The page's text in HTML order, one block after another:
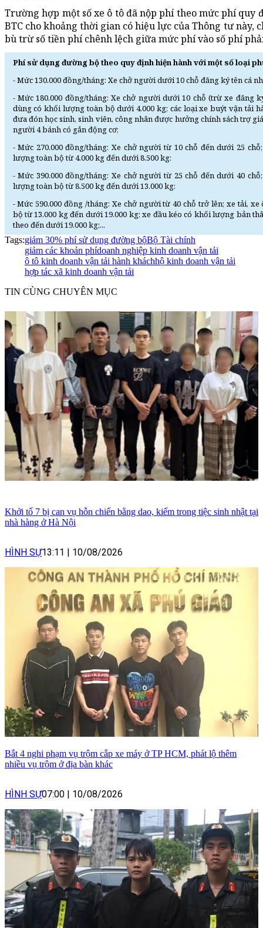
Trường hợp một số xe ô tô đã nộp phí theo mức phí quy
BTC cho khoảng thời gian có hiệu lực của Thông tư này,
bù trừ số tiền phí chênh lệch giữa mức phí vào số phí
Phí sử dụng đường bộ theo quy định hiện hành với một số loại
- Mức 130.000 đồng/tháng: Xe chở người dưới 10 chỗ đăng ký tên cá
- Mức 180.000 đồng/tháng: Xe chở người dưới 10 chỗ (trừ xe đăng
dùng có khối lượng toàn bộ dưới 4.000 kg; các loại xe buýt vận tải
đưa đón học sinh, sinh viên, công nhân được hưởng chính sách trợ
người 4 bánh có gắn động cơ;
- Mức 270.000 đồng/tháng: Xe chở người từ 10 chỗ đến dưới 25
lượng toàn bộ từ 4.000 kg đến dưới 8.500 kg:
- Mức 390.000 đồng/tháng: Xe chở người từ 25 chỗ đến dưới 40
lượng toàn bộ từ 8.500 kg đến dưới 13.000 kg:
- Mức 590.000 đồng /tháng: Xe chở người từ 40 chỗ trở lên; xe tải,
bộ từ 13.000 kg đến dưới 19.000 kg; xe đầu kéo có khối lượng bản
theo đến dưới 19.000 kg;...
Tags:giảm 30% phí sử dụng đường bộBộ Tài chính
giảm các khoản phídoanh nghiệp kinh doanh vận tải
ô tô kinh doanh vận tải hành kháchhộ kinh doanh vận tải
hợp tác xã kinh doanh vận tải
TIN CÙNG CHUYÊN MỤC
Khởi tố 7 bị can vụ hỗn chiến bằng dao, kiếm trong tiệc sinh nhật tại
nhà hàng ở Hà Nội
HÌNH SỰ13:11 | 10/08/2026
Bắt 4 nghi phạm vụ trộm cắp xe máy ở TP HCM, phát lộ thêm
nhiều vụ trộm ở địa bàn khác
HÌNH SỰ07:00 | 10/08/2026